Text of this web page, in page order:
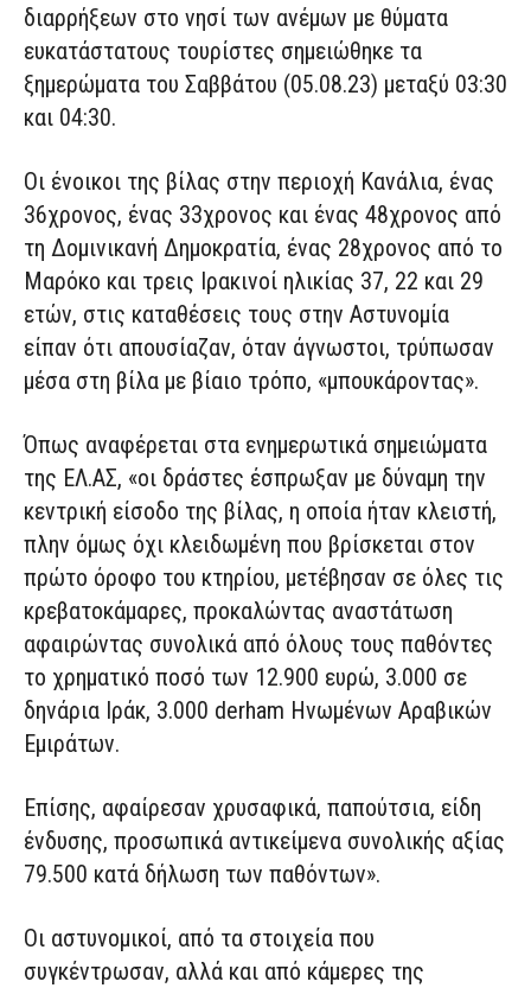
διαρρήξεων στο νησί των ανέμων με θύματα
ευκατάστατους τουρίστες σημειώθηκε τα
ξημερώματα του Σαββάτου (05.08.23) μεταξύ 03:30
και 04:30.
Οι ένοικοι της βίλας στην περιοχή Κανάλια, ένας
36χρονος, ένας 33χρονος και ένας 48χρονος από
τη Δομινικανή Δημοκρατία, ένας 28χρονος από το
Μαρόκο και τρεις Ιρακινοί ηλικίας 37, 22 και 29
ετών, στις καταθέσεις τους στην Αστυνομία
είπαν ότι απουσίαζαν, όταν άγνωστοι, τρύπωσαν
μέσα στη βίλα με βίαιο τρόπο, «μπουκάροντας».
Όπως αναφέρεται στα ενημερωτικά σημειώματα
της ΕΛ.ΑΣ, «οι δράστες έσπρωξαν με δύναμη την
κεντρική είσοδο της βίλας, η οποία ήταν κλειστή,
πλην όμως όχι κλειδωμένη που βρίσκεται στον
πρώτο όροφο του κτηρίου, μετέβησαν σε όλες τις
κρεβατοκάμαρες, προκαλώντας αναστάτωση
αφαιρώντας συνολικά από όλους τους παθόντες
το χρηματικό ποσό των 12.900 ευρώ, 3.000 σε
δηνάρια Ιράκ, 3.000 derham Ηνωμένων Αραβικών
Εμιράτων.
Επίσης, αφαίρεσαν χρυσαφικά, παπούτσια, είδη
ένδυσης, προσωπικά αντικείμενα συνολικής αξίας
79.500 κατά δήλωση των παθόντων».
Οι αστυνομικοί, από τα στοιχεία που
συγκέντρωσαν, αλλά και από κάμερες της